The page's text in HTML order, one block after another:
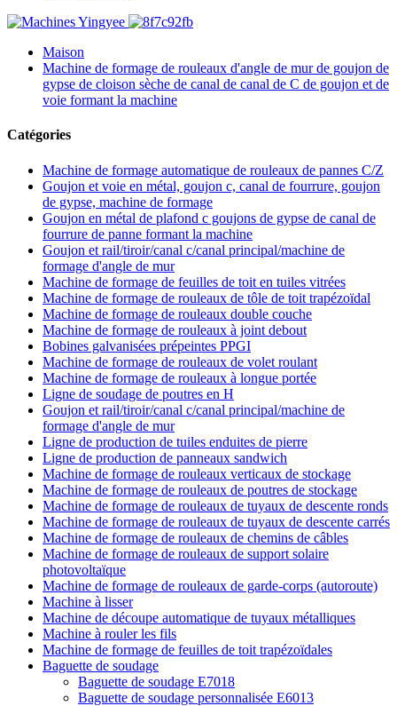
Maison
Machine de formage de rouleaux d'angle de mur de goujon de
gypse de cloison sèche de canal de canal de C de goujon et de
voie formant la machine
Catégories
Machine de formage automatique de rouleaux de pannes C/Z
Goujon et voie en métal, goujon c, canal de fourrure, goujon
de gypse, machine de formage
Goujon en métal de plafond c goujons de gypse de canal de
fourrure de panne formant la machine
Goujon et rail/tiroir/canal c/canal principal/machine de
formage d'angle de mur
Machine de formage de feuilles de toit en tuiles vitrées
Machine de formage de rouleaux de tôle de toit trapézoïdal
Machine de formage de rouleaux double couche
Machine de formage de rouleaux à joint debout
Bobines galvanisées prépeintes PPGI
Machine de formage de rouleaux de volet roulant
Machine de formage de rouleaux à longue portée
Ligne de soudage de poutres en H
Goujon et rail/tiroir/canal c/canal principal/machine de
formage d'angle de mur
Ligne de production de tuiles enduites de pierre
Ligne de production de panneaux sandwich
Machine de formage de rouleaux verticaux de stockage
Machine de formage de rouleaux de poutres de stockage
Machine de formage de rouleaux de tuyaux de descente ronds
Machine de formage de rouleaux de tuyaux de descente carrés
Machine de formage de rouleaux de chemins de câbles
Machine de formage de rouleaux de support solaire
photovoltaïque
Machine de formage de rouleaux de garde-corps (autoroute)
Machine à lisser
Machine de découpe automatique de tuyaux métalliques
Machine à rouler les fils
Machine de formage de feuilles de toit trapézoïdales
Baguette de soudage
Baguette de soudage E7018
Baguette de soudage personnalisée E6013